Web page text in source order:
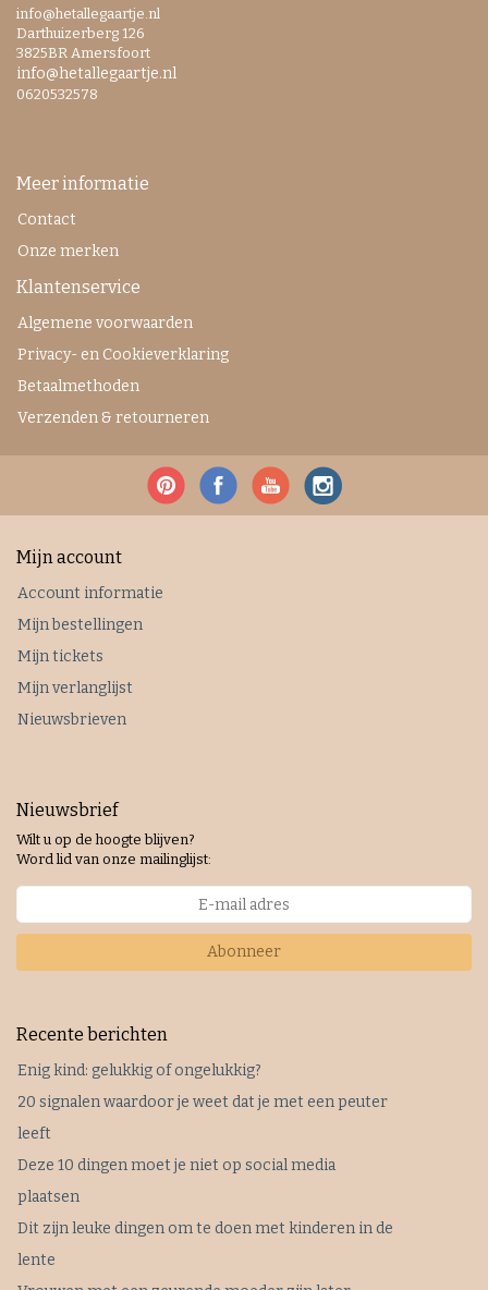
info@hetallegaartje.nl
Darthuizerberg 126
3825BR Amersfoort
info@hetallegaartje.nl
0620532578
Meer informatie
Contact
Onze merken
Klantenservice
Algemene voorwaarden
Privacy- en Cookieverklaring
Betaalmethoden
Verzenden & retourneren
Mijn account
Account informatie
Mijn bestellingen
Mijn tickets
Mijn verlanglijst
Nieuwsbrieven
Nieuwsbrief
Wilt u op de hoogte blijven?
Word lid van onze mailinglijst:
Abonneer
Recente berichten
Enig kind: gelukkig of ongelukkig?
20 signalen waardoor je weet dat je met een peuter
leeft
Deze 10 dingen moet je niet op social media
plaatsen
Dit zijn leuke dingen om te doen met kinderen in de
lente